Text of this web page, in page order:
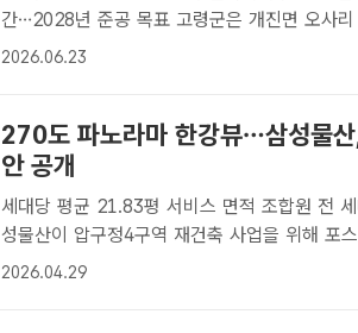
간…2028년 준공 목표 고령군은 개진면 오사리 일원에 추진 중인 '개경포
공원 복합문화센터 건립사업' 건축설계 공모 결
2026.06.23
270도 파노라마 한강뷰…삼성물
안 공개
세대당 평균 21.83평 서비스 면적 조합원 전 세
성물산이 압구정4구역 재건축 사업을 위해 포
한다. /삼성물산[더팩트 | 공미나 기자] 삼성물산
2026.04.29